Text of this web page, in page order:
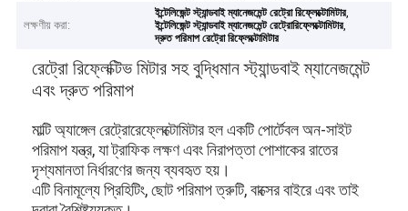
লক্ষণীয় করা:
ইন্টেলিজেন্ট স্ট্যান্ডবাই ম্যানেজমেন্ট রেট্রো রিফ্লেক্টোমিটার,
ইন্টেলিজেন্ট স্ট্যান্ডবাই ম্যানেজমেন্ট রেট্রোরিফ্লেক্টোমিটার,
দ্রুত পরিমাপ রেট্রো রিফ্লেক্টোমিটার
রেট্রো রিফ্লেক্টিভ মিটার সহ বুদ্ধিমান স্ট্যান্ডবাই ম্যানেজমেন্ট
এবং দ্রুত পরিমাপ
মাল্টি অ্যাঙ্গেল রেট্রোরেফ্লেক্টোমিটার হল একটি পোর্টেবল অন-সাইট
পরিমাপ যন্ত্র, যা ট্রাফিক লক্ষণ এবং নিরাপত্তা পোশাকের রাতের
দৃশ্যমানতা নির্ধারণের জন্য ব্যবহৃত হয়।
এটি বিনামূল্যে প্রিহিটিং, ছোট পরিমাপ ত্রুটি, বাক্সের বাইরে এবং তাই